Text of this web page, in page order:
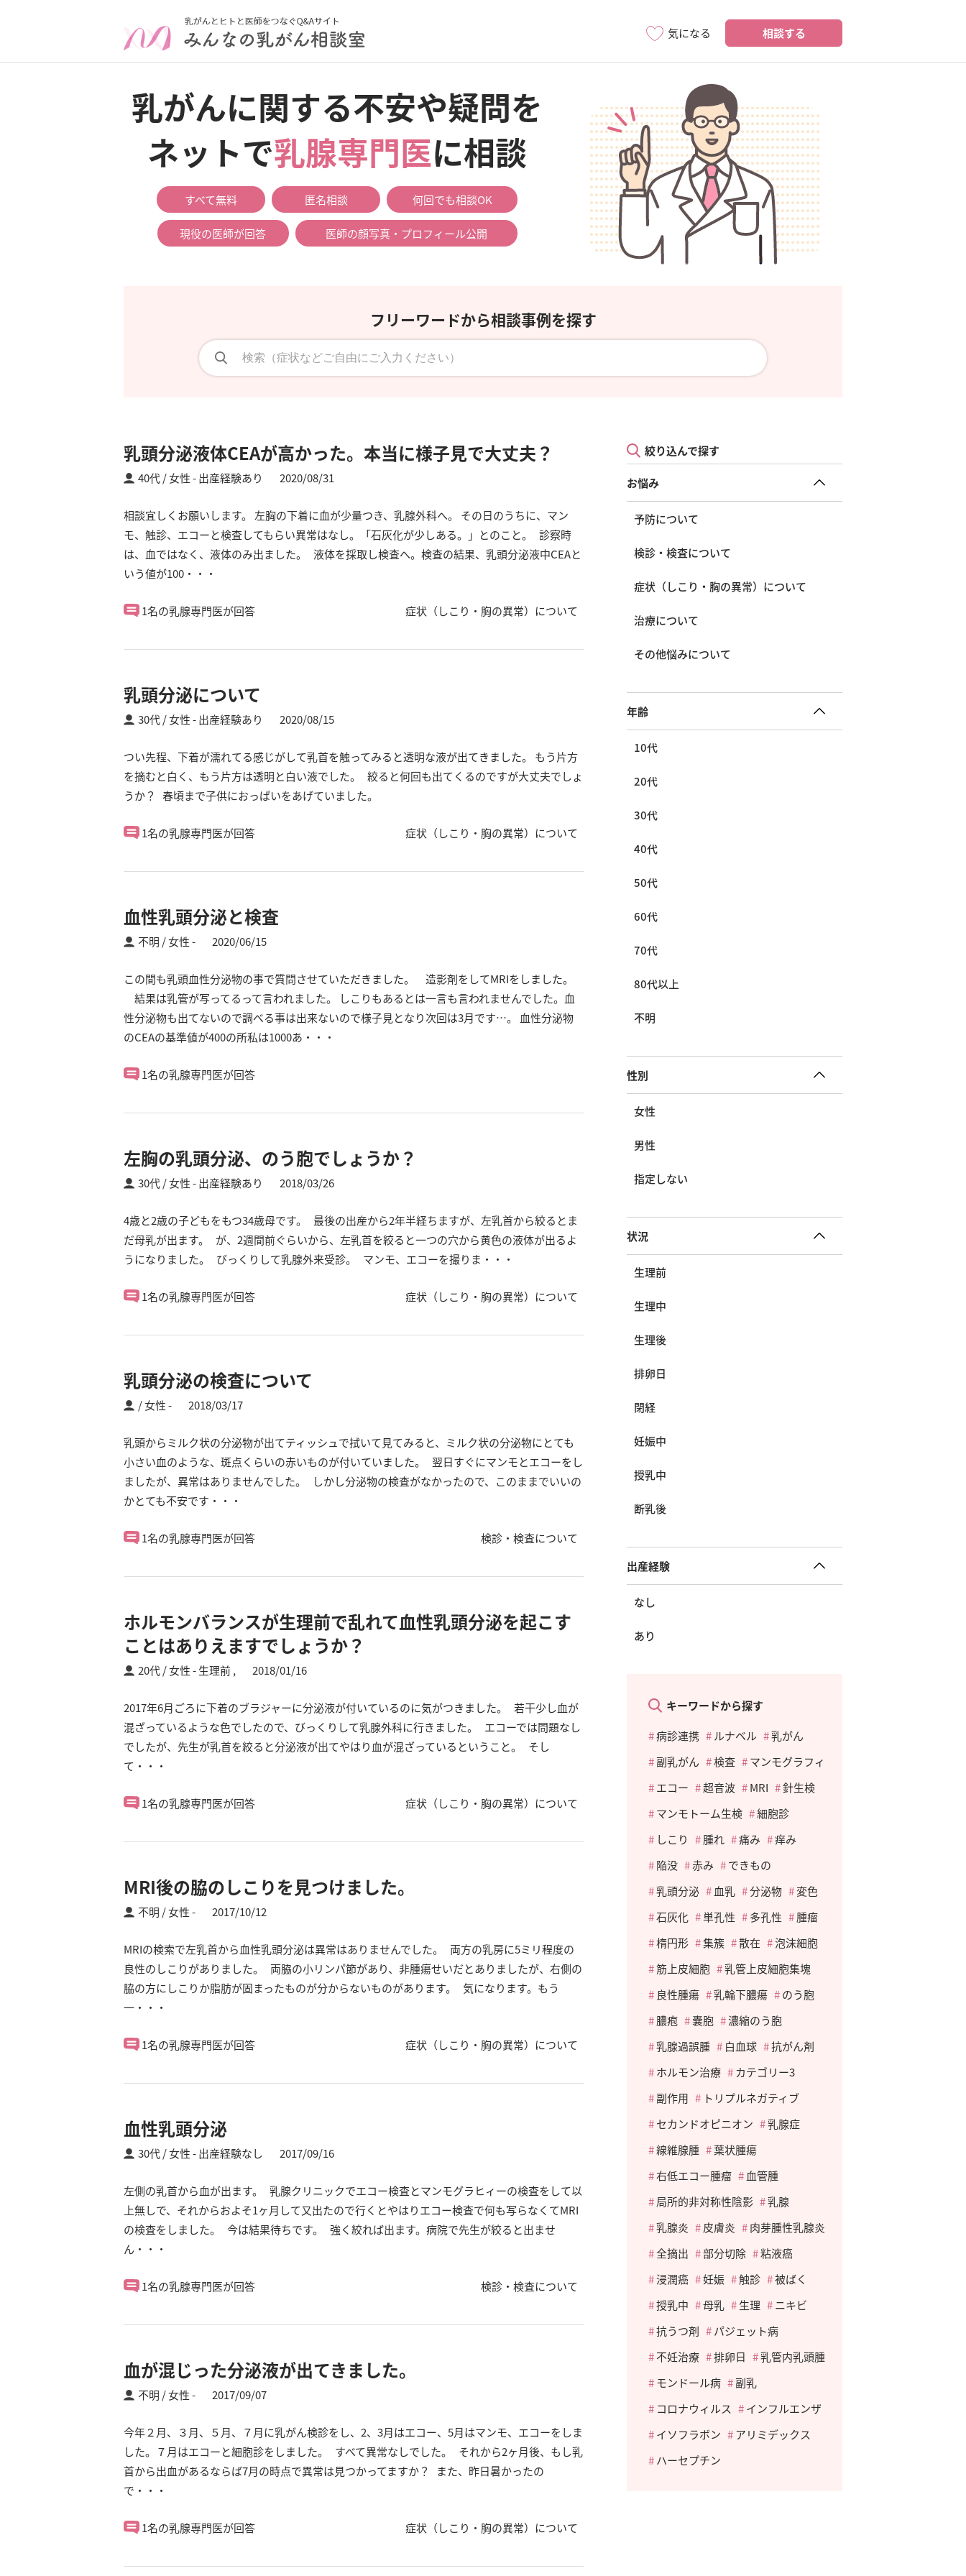
気になる 相談する
乳がんに関する不安や疑問を
ネットで乳腺専門医に相談
すべて無料 匿名相談 何回でも相談OK
現役の医師が回答 医師の顔写真・プロフィール公開
フリーワードから相談事例を探す
乳頭分泌液体CEAが高かった。本当に様子見で大丈夫？
40代 / 女性 出産経験あり 2020/08/31
相談宜しくお願いします。 左胸の下着に血が少量つき、乳腺外科へ。 その日のうちに、マン
モ、触診、エコーと検査してもらい異常はなし。「石灰化が少しある。」とのこと。 診察時
は、血ではなく、液体のみ出ました。 液体を採取し検査へ。検査の結果、乳頭分泌液中CEAと
いう値が100・・・
症状（しこり・胸の異常）について
1名の乳腺専門医が回答
乳頭分泌について
30代 / 女性 出産経験あり 2020/08/15
つい先程、下着が濡れてる感じがして乳首を触ってみると透明な液が出てきました。 もう片方
を摘むと白く、もう片方は透明と白い液でした。 絞ると何回も出てくるのですが大丈夫でしょ
うか？ 春頃まで子供におっぱいをあげていました。
症状（しこり・胸の異常）について
1名の乳腺専門医が回答
血性乳頭分泌と検査
不明 / 女性 2020/06/15
この間も乳頭血性分泌物の事で質問させていただきました。 造影剤をしてMRIをしました。
結果は乳管が写ってるって言われました。 しこりもあるとは一言も言われませんでした。血
性分泌物も出てないので調べる事は出来ないので様子見となり次回は3月です…。 血性分泌物
のCEAの基準値が400の所私は1000あ・・・
1名の乳腺専門医が回答
左胸の乳頭分泌、のう胞でしょうか？
30代 / 女性 出産経験あり 2018/03/26
4歳と2歳の子どもをもつ34歳母です。 最後の出産から2年半経ちますが、左乳首から絞るとま
だ母乳が出ます。 が、2週間前ぐらいから、左乳首を絞ると一つの穴から黄色の液体が出るよ
うになりました。 びっくりして乳腺外来受診。 マンモ、エコーを撮りま・・・
症状（しこり・胸の異常）について
1名の乳腺専門医が回答
乳頭分泌の検査について
/ 女性 2018/03/17
乳頭からミルク状の分泌物が出てティッシュで拭いて見てみると、ミルク状の分泌物にとても
小さい血のような、斑点くらいの赤いものが付いていました。 翌日すぐにマンモとエコーをし
ましたが、異常はありませんでした。 しかし分泌物の検査がなかったので、このままでいいの
かとても不安です・・・
検診・検査について
1名の乳腺専門医が回答
ホルモンバランスが生理前で乱れて血性乳頭分泌を起こす
ことはありえますでしょうか？
20代 / 女性 生理前 , 2018/01/16
2017年6月ごろに下着のブラジャーに分泌液が付いているのに気がつきました。 若干少し血が
混ざっているような色でしたので、びっくりして乳腺外科に行きました。 エコーでは問題なし
でしたが、先生が乳首を絞ると分泌液が出てやはり血が混ざっているということ。 そし
て・・・
症状（しこり・胸の異常）について
1名の乳腺専門医が回答
MRI後の脇のしこりを見つけました。
不明 / 女性 2017/10/12
MRIの検索で左乳首から血性乳頭分泌は異常はありませんでした。 両方の乳房に5ミリ程度の
良性のしこりがありました。 両脇の小リンパ節があり、非腫瘍せいだとありましたが、右側の
脇の方にしこりか脂肪が固まったものが分からないものがあります。 気になります。もう
一・・・
症状（しこり・胸の異常）について
1名の乳腺専門医が回答
血性乳頭分泌
30代 / 女性 出産経験なし 2017/09/16
左側の乳首から血が出ます。 乳腺クリニックでエコー検査とマンモグラヒィーの検査をして以
上無しで、それからおよそ1ヶ月して又出たので行くとやはりエコー検査で何も写らなくてMRI
の検査をしました。 今は結果待ちです。 強く絞れば出ます。病院で先生が絞ると出ませ
ん・・・
検診・検査について
1名の乳腺専門医が回答
血が混じった分泌液が出てきました。
不明 / 女性 2017/09/07
今年２月、３月、５月、７月に乳がん検診をし、2、3月はエコー、5月はマンモ、エコーをしま
した。７月はエコーと細胞診をしました。 すべて異常なしでした。 それから2ヶ月後、もし乳
首から出血があるならば7月の時点で異常は見つかってますか？ また、昨日暑かったの
で・・・
症状（しこり・胸の異常）について
1名の乳腺専門医が回答
絞り込んで探す
お悩み
予防について
検診・検査について
症状（しこり・胸の異常）について
治療について
その他悩みについて
年齢
10代
20代
30代
40代
50代
60代
70代
80代以上
不明
性別
女性
男性
指定しない
状況
生理前
生理中
生理後
排卵日
閉経
妊娠中
授乳中
断乳後
出産経験
なし
あり
キーワードから探す
病診連携
ルナベル
乳がん
副乳がん
検査
マンモグラフィ
エコー
超音波 MRI
針生検
マンモトーム生検
細胞診
しこり
腫れ 痛み
痒み
陥没
赤み
できもの
乳頭分泌
血乳 分泌物
変色
石灰化
単孔性 多孔性
腫瘤
楕円形
集簇 散在
泡沫細胞
筋上皮細胞
乳管上皮細胞集塊
良性腫瘍
乳輪下膿瘍
のう胞
膿疱
嚢胞
濃縮のう胞
乳腺過誤腫
白血球
抗がん剤
ホルモン治療
カテゴリー3
副作用
トリプルネガティブ
セカンドオピニオン
乳腺症
線維腺腫
葉状腫瘍
右低エコー腫瘤
血管腫
局所的非対称性陰影
乳腺
乳腺炎
皮膚炎
肉芽腫性乳腺炎
全摘出
部分切除
粘液癌
浸潤癌
妊娠 触診
被ばく
授乳中
母乳 生理
ニキビ
抗うつ剤
パジェット病
不妊治療
排卵日
乳管内乳頭腫
モンドール病
副乳
コロナウィルス
インフルエンザ
イソフラボン
アリミデックス
ハーセプチン